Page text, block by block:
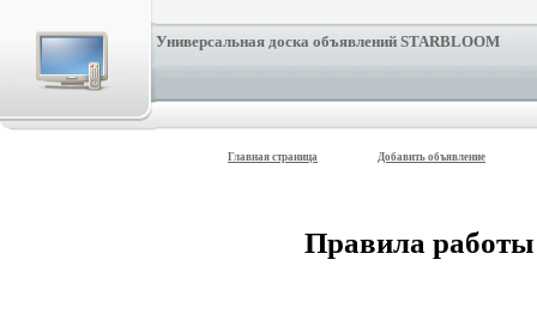
Универсальная доска объявлений STARBLOOM
Главная страница Добавить объявление
Правила